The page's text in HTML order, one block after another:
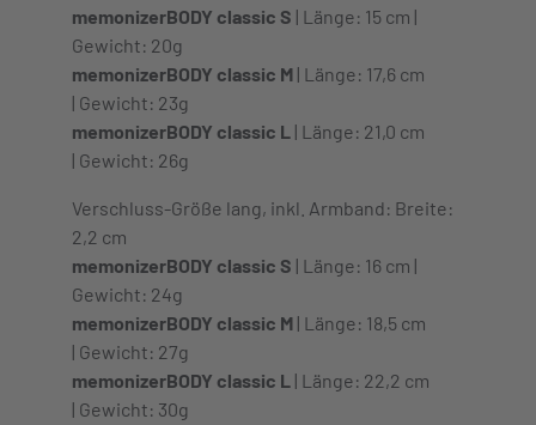
memonizerBODY classic S | Länge: 15 cm |
Gewicht: 20g
memonizerBODY classic M | Länge: 17,6 cm
| Gewicht: 23g
memonizerBODY classic L | Länge: 21,0 cm
| Gewicht: 26g
Verschluss-Größe lang, inkl. Armband: Breite:
2,2 cm
memonizerBODY classic S | Länge: 16 cm |
Gewicht: 24g
memonizerBODY classic M | Länge: 18,5 cm
| Gewicht: 27g
memonizerBODY classic L | Länge: 22,2 cm
| Gewicht: 30g